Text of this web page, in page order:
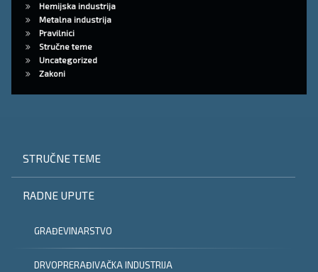
Hemijska industrija
Metalna industrija
Pravilnici
Stručne teme
Uncategorized
Zakoni
STRUČNE TEME
RADNE UPUTE
GRAĐEVINARSTVO
DRVOPRERAĐIVAČKA INDUSTRIJA